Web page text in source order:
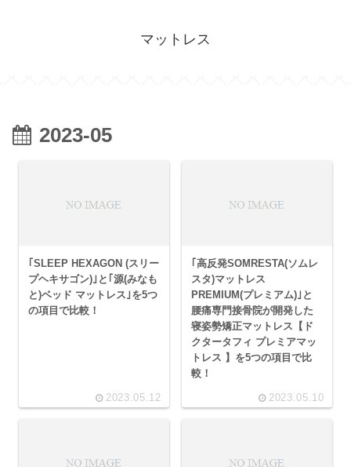
マットレス
2023-05
｢SLEEP HEXAGON (スリー
プヘキサゴン)｣と｢源(みなも
と)ベッド マットレス｣を5つ
の項目で比較！
2023.05.12
｢高反発SOMRESTA(ソムレ
スタ)マットレス
PREMIUM(プレミアム)｣と
腰痛専門接骨院が開発した
寝姿勢矯正マットレス【ド
クタータフィ プレミアマッ
トレス 】を5つの項目で比
較！
2023.05.10